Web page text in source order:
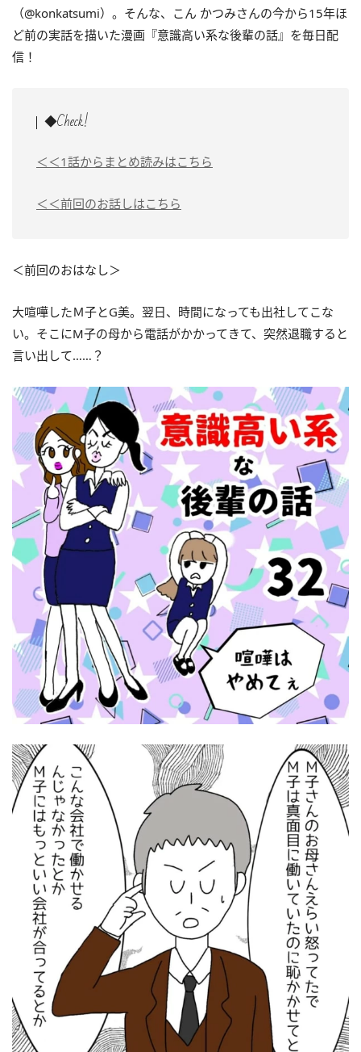
（@konkatsumi）。そんな、こん かつみさんの今から15年ほ
ど前の実話を描いた漫画『意識高い系な後輩の話』を毎日配
信！
◆Check!
＜＜1話からまとめ読みはこちら
＜＜前回のお話しはこちら
＜前回のおはなし＞
大喧嘩したＭ子とG美。翌日、時間になっても出社してこな
い。そこにM子の母から電話がかかってきて、突然退職すると
言い出して……？